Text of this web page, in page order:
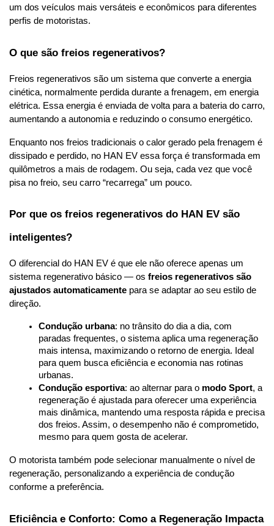
um dos veículos mais versáteis e econômicos para diferentes
perfis de motoristas.
O que são freios regenerativos?
Freios regenerativos são um sistema que converte a energia
cinética, normalmente perdida durante a frenagem, em energia
elétrica. Essa energia é enviada de volta para a bateria do carro,
aumentando a autonomia e reduzindo o consumo energético.
Enquanto nos freios tradicionais o calor gerado pela frenagem é
dissipado e perdido, no HAN EV essa força é transformada em
quilômetros a mais de rodagem. Ou seja, cada vez que você
pisa no freio, seu carro “recarrega” um pouco.
Por que os freios regenerativos do HAN EV são
inteligentes?
O diferencial do HAN EV é que ele não oferece apenas um
sistema regenerativo básico — os freios regenerativos são
ajustados automaticamente para se adaptar ao seu estilo de
direção.
Condução urbana: no trânsito do dia a dia, com
paradas frequentes, o sistema aplica uma regeneração
mais intensa, maximizando o retorno de energia. Ideal
para quem busca eficiência e economia nas rotinas
urbanas.
Condução esportiva: ao alternar para o modo Sport, a
regeneração é ajustada para oferecer uma experiência
mais dinâmica, mantendo uma resposta rápida e precisa
dos freios. Assim, o desempenho não é comprometido,
mesmo para quem gosta de acelerar.
O motorista também pode selecionar manualmente o nível de
regeneração, personalizando a experiência de condução
conforme a preferência.
Eficiência e Conforto: Como a Regeneração Impacta